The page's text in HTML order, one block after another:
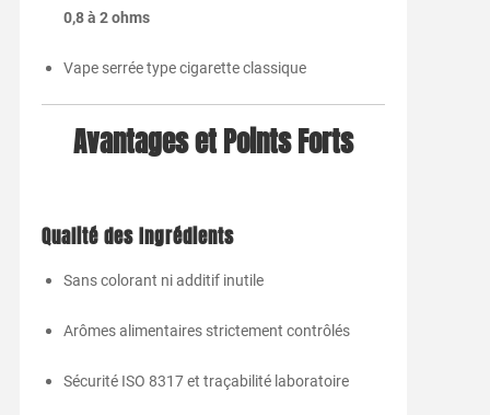
0,8à 2ohms
Vape serréetypecigaretteclassique
Avantageset Points Forts
Qualité des Ingrédients
Sanscolorant niadditif inutile
Arômesalimentaires strictement contrôlés
Sécurité ISO 8317et traçabilité laboratoire